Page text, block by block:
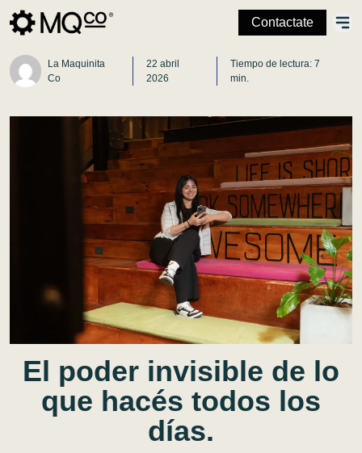
Contactate
La Maquinita
Co
22 abril
2026
Tiempo de lectura: 7
min.
El poder invisible de lo
que hacés todos los
días.